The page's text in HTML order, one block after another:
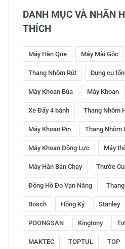
DANH MỤC VÀ NHÃN
THÍCH
Máy Hàn Que Máy Mài Góc
Thang Nhôm Rút Dụng cụ
Máy Khoan Búa Máy Khoan
Xe Đẩy 4 bánh Thang Nhôm
Máy Khoan Pin Thang Nhôm
Máy Khoan Động Lực Máy
Máy Hàn Bán Chạy Thước
Đồng Hồ Đo Vạn Năng
Bosch Hồng Ký Stanley
POONGSAN Kingtony
MAKTEC TOPTUL TOP